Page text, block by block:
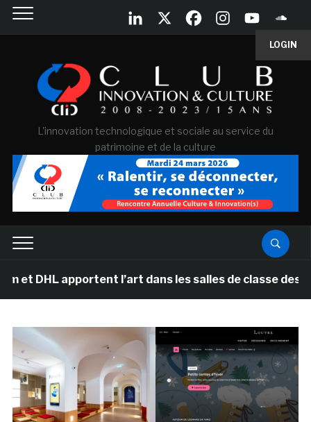
LOGIN
L'innovation technologique et sociale au service du
patrimoine et de la culture
apportent l’art dans les salles de classe des écoles